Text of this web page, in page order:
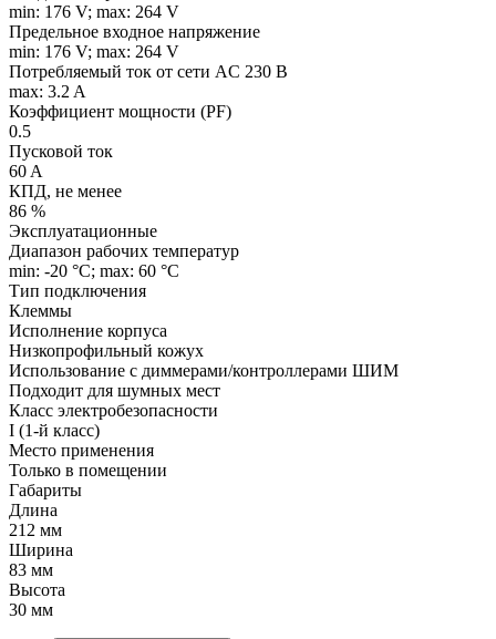
min: 176 V; max: 264 V
Предельное входное напряжение
min: 176 V; max: 264 V
Потребляемый ток от сети AC 230 В
max: 3.2 A
Коэффициент мощности (PF)
0.5
Пусковой ток
60 A
КПД, не менее
86 %
Эксплуатационные
Диапазон рабочих температур
min: -20 °C; max: 60 °C
Тип подключения
Клеммы
Исполнение корпуса
Низкопрофильный кожух
Использование с диммерами/контроллерами ШИМ
Подходит для шумных мест
Класс электробезопасности
I (1-й класс)
Место применения
Только в помещении
Габариты
Длина
212 мм
Ширина
83 мм
Высота
30 мм